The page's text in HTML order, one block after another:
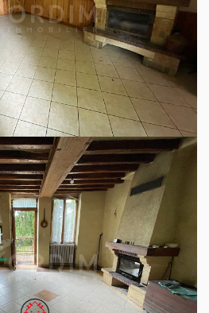
Merry-la-vallée ancien corps de
vis a vis, chauffage gaz
en partie.
pied : séjour, cuisine, 4
WC.
possibilités d'agrandissement,
Terrain clos, bien chez soi !
Groupe Ordim immobilier